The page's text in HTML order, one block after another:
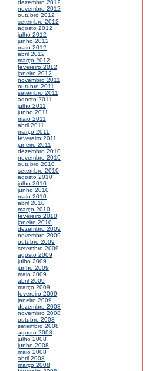
dezembro 2012
novembro 2012
outubro 2012
setembro 2012
agosto 2012
julho 2012
junho 2012
maio 2012
abril 2012
março 2012
fevereiro 2012
janeiro 2012
novembro 2011
outubro 2011
setembro 2011
agosto 2011
julho 2011
junho 2011
maio 2011
abril 2011
março 2011
fevereiro 2011
janeiro 2011
dezembro 2010
novembro 2010
outubro 2010
setembro 2010
agosto 2010
julho 2010
junho 2010
maio 2010
abril 2010
março 2010
fevereiro 2010
janeiro 2010
dezembro 2009
novembro 2009
outubro 2009
setembro 2009
agosto 2009
julho 2009
junho 2009
maio 2009
abril 2009
março 2009
fevereiro 2009
janeiro 2009
dezembro 2008
novembro 2008
outubro 2008
setembro 2008
agosto 2008
julho 2008
junho 2008
maio 2008
abril 2008
março 2008